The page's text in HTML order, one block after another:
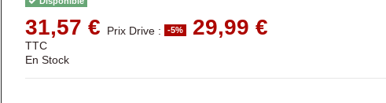
31,57 € Prix Drive : -5% 29,99 €
TTC
En Stock